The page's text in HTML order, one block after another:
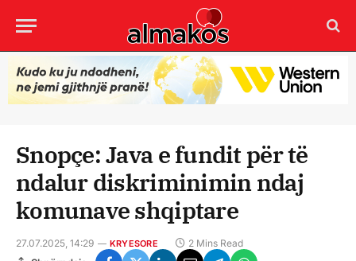
Snopçe: Java e fundit për të
ndalur diskriminimin ndaj
komunave shqiptare
27.07.2025, 14:29 KRYESORE 2 Mins Read